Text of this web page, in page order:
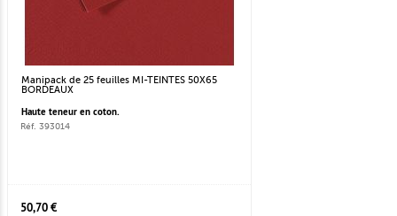
Manipack de 25 feuilles MI-TEINTES 50X65
BORDEAUX
Haute teneur en coton.
Réf. 393014
50,70 €